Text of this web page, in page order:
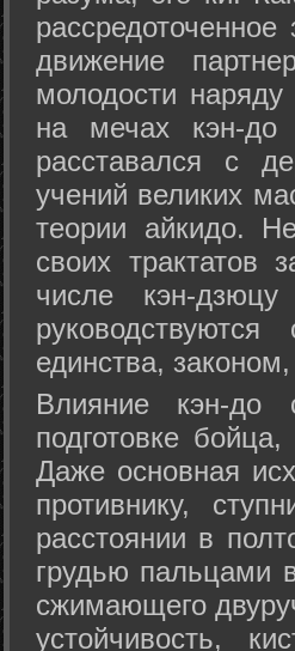
движение
молодости
на мечах кэн-
расставался с
учений великих
теории айкидо.
своих трактатов
числе кэн-
единства,
Влияние кэн-до
подготовке
Даже основная
противнику,
расстоянии в
грудью пальцами
сжимающего
устойчивость,